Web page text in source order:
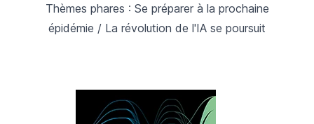
Thèmes phares : Se préparer à la prochaine
épidémie / La révolution de l'IA se poursuit